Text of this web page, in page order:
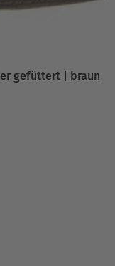
gefüttert | braun